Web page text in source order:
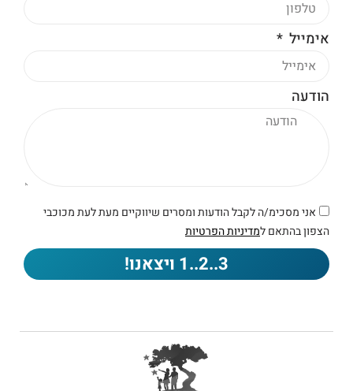
אימייל
הודעה
אני מסכימ/ה לקבל הודעות ומסרים שיווקיים מעת לעת מכוכבי
הצפון בהתאם למדיניות הפרטיות
3..2..1 ויצאנו!